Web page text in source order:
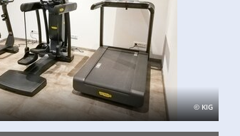
© KIG